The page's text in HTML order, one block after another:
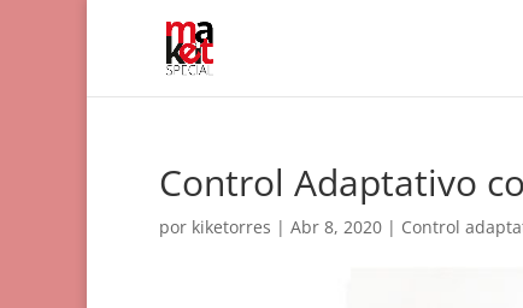
Control Adaptativo
por kiketorres | Abr 8, 2020 | Control